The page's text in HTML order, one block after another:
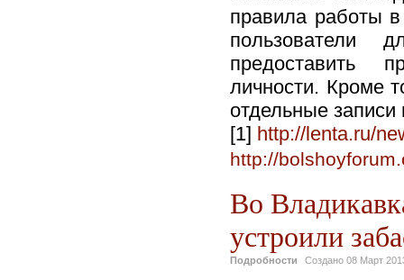
правила работы
предоставить
личности. Кроме
отдельные записи
[1] http://lenta.ru/
http://
Во
устроили
Подробности Создано 08 Март